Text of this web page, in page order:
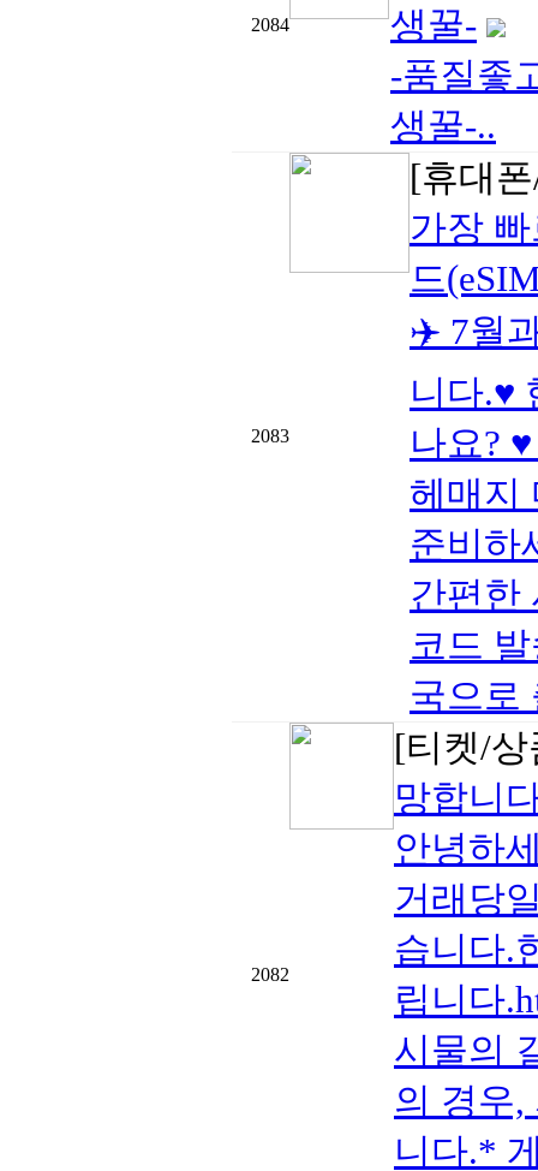
2084
생꿀-
-품질좋
생꿀-..
2083
[휴대
가장
드
✈️ 7월
니다.♥
나요?
헤매지
준비하
간편한
코드
국으로
2082
[티켓/
망합니
안녕하
거래당
습니다.
립니다
시물의
의 경우,
니다.*